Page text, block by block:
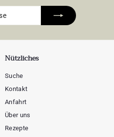
Nützliches
Suche
Kontakt
Anfahrt
Über uns
Rezepte